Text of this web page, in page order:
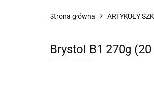
Strona główna ARTYKUŁY
Brystol B1 270g